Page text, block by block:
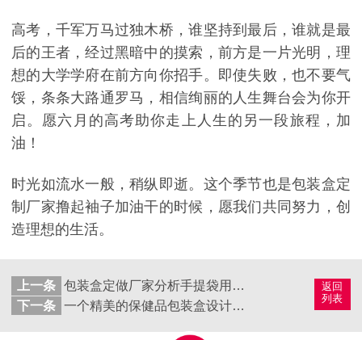
高考，千军万马过独木桥，谁坚持到最后，谁就是最
后的王者，经过黑暗中的摸索，前方是一片光明，理
想的大学学府在前方向你招手。即使失败，也不要气
馁，条条大路通罗马，相信绚丽的人生舞台会为你开
启。愿六月的高考助你走上人生的另一段旅程，加
油！
时光如流水一般，稍纵即逝。这个季节也是包装盒定
制厂家撸起袖子加油干的时候，愿我们共同努力，创
造理想的生活。
返回
列表
上一条
包装盒定做厂家分析手提袋用途有哪些？
下一条
一个精美的保健品包装盒设计，可以获得80、90后的宠爱